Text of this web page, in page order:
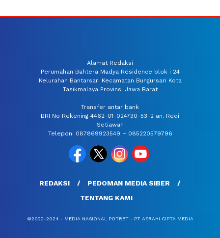
Alamat Redaksi
Perumahan Bahtera Madya Residence blok i 24
Kelurahan Bantarsari Kecamatan Bungursari Kota
Tasikmalaya Provinsi Jawa Barat
Transfer antar bank
BRI No Rekening 4462-01-024730-53-2 an. Redi
Setiawan
Telepon: 087869923549 – 085220579796
REDAKSI
PEDOMAN MEDIA SIBER
TENTANG KAMI
©2022-2024 - MEDIA NASIONAL POTRET - PT ASRAHI CIPTA MEDIA